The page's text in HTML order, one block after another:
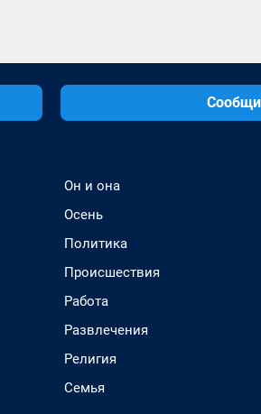
Он и она
Осень
Политика
Происшествия
Работа
Развлечения
Религия
Семья